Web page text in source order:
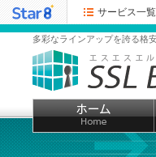
サービス一覧
多彩なラインアップを誇る格